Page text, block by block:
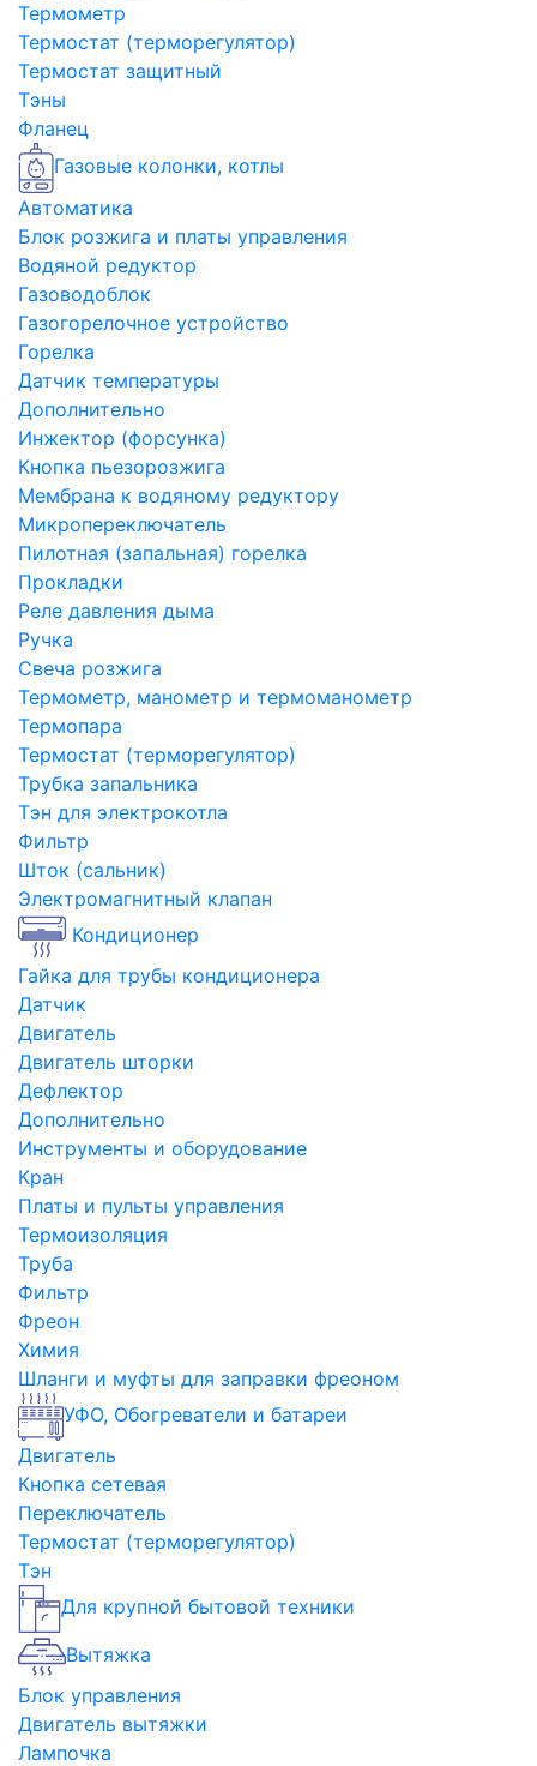
Термометр
Термостат (терморегулятор)
Термостат защитный
Тэны
Фланец
Газовые колонки, котлы
Автоматика
Блок розжига и платы управления
Водяной редуктор
Газоводоблок
Газогорелочное устройство
Горелка
Датчик температуры
Дополнительно
Инжектор (форсунка)
Кнопка пьезорозжига
Мембрана к водяному редуктору
Микропереключатель
Пилотная (запальная) горелка
Прокладки
Реле давления дыма
Ручка
Свеча розжига
Термометр, манометр и термоманометр
Термопара
Термостат (терморегулятор)
Трубка запальника
Тэн для электрокотла
Фильтр
Шток (сальник)
Электромагнитный клапан
Кондиционер
Гайка для трубы кондиционера
Датчик
Двигатель
Двигатель шторки
Дефлектор
Дополнительно
Инструменты и оборудование
Кран
Платы и пульты управления
Термоизоляция
Труба
Фильтр
Фреон
Химия
Шланги и муфты для заправки фреоном
УФО, Обогреватели и батареи
Двигатель
Кнопка сетевая
Переключатель
Термостат (терморегулятор)
Тэн
Для крупной бытовой техники
Вытяжка
Блок управления
Двигатель вытяжки
Лампочка